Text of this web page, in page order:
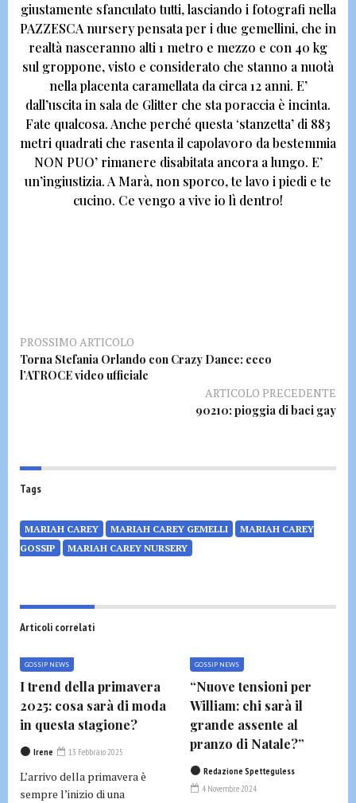
giustamente sfanculato tutti, lasciando i fotografi nella
PAZZESCA nursery pensata per i due gemellini, che in
realtà nasceranno alti 1 metro e mezzo e con 40 kg
sul groppone, visto e considerato che stanno a nuotà
nella placenta caramellata da circa 12 anni. E’
dall’uscita in sala de Glitter che sta poraccia è incinta.
Fate qualcosa. Anche perché questa ‘stanzetta’ di 883
metri quadrati che rasenta il capolavoro da bestemmia
NON PUO’ rimanere disabitata ancora a lungo. E’
un’ingiustizia. A Marà, non sporco, te lavo i piedi e te
cucino. Ce vengo a vive io lì dentro!
PROSSIMO ARTICOLO
Torna Stefania Orlando con Crazy Dance: ecco
l’ATROCE video ufficiale
ARTICOLO PRECEDENTE
90210: pioggia di baci gay
Tags
MARIAH CAREY MARIAH CAREY GEMELLI
MARIAH CAREY
GOSSIP
MARIAH CAREY NURSERY
Articoli correlati
GOSSIP NEWS
I trend della primavera
2025: cosa sarà di moda
in questa stagione?
Irene 13 Febbraio 2025
L’arrivo della primavera è
sempre l’inizio di una
GOSSIP NEWS
“Nuove tensioni per
William: chi sarà il
grande assente al
pranzo di Natale?”
Redazione Spetteguless
4 Novembre 2024